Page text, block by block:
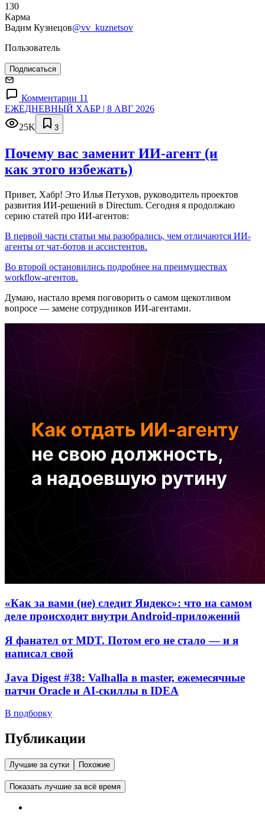
130
Карма
Вадим Кузнецов@vv_kuznetsov
Пользователь
Подписаться
Комментарии 11
ЕЖЕДНЕВНЫЙ ХАБР | 8 АВГ 2026
25K
3
Почему вас заменит ИИ‑агент (и
как этого избежать)
Привет, Хабр! Это Илья Петухов, руководитель проектов
развития ИИ-решений в Directum. Сегодня я продолжаю
серию статей про ИИ-агентов:
В первой части статьи мы разобрались, чем отличаются ИИ-
агенты от чат-ботов и ассистентов.
Во второй остановились подробнее на преимуществах
workflow-агентов.
Думаю, настало время поговорить о самом щекотливом
вопросе — замене сотрудников ИИ-агентами.
«Как за вами (не) следит Яндекс»: что на самом
деле происходит внутри Android-приложений
Я фанател от MDT. Потом его не стало — и я
написал свой
Java Digest #38: Valhalla в master, ежемесячные
патчи Oracle и AI-скиллы в IDEA
В подборку
Публикации
Лучшие за сутки Похожие
Показать лучшие за всё время